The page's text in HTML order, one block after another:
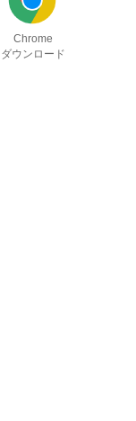
Chrome
ダウンロード